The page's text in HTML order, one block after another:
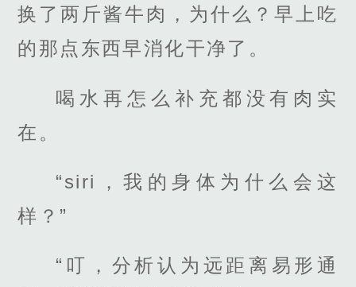
换了两斤酱牛肉，为什么？早上吃
的那点东西早消化干净了。
喝水再怎么补充都没有肉实
在。
“siri，我的身体为什么会这
样？”
“叮，分析认为远距离易形通